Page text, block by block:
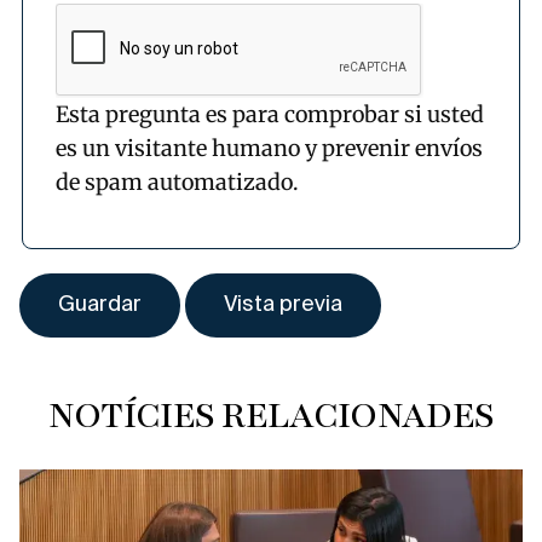
Esta pregunta es para comprobar si usted
es un visitante humano y prevenir envíos
de spam automatizado.
NOTÍCIES RELACIONADES